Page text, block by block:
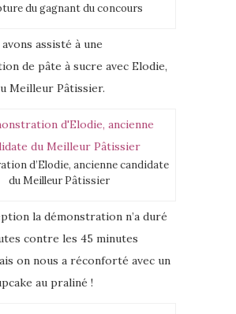
du gagnant du concours
avons assisté à une
de pâte à sucre avec Elodie,
Meilleur Pâtissier.
d’Elodie, ancienne candidate
du Meilleur Pâtissier
la démonstration n’a duré
contre les 45 minutes
on nous a réconforté avec un
au praliné !